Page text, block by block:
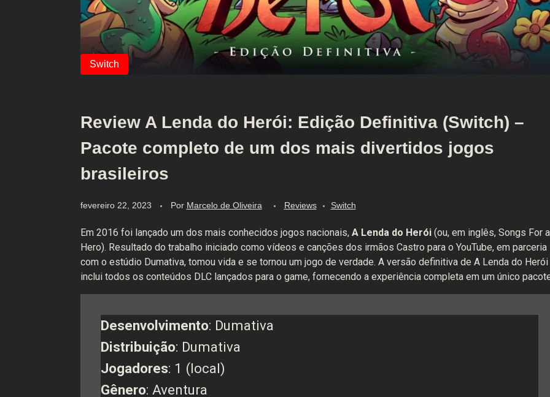
Review A Lenda do Herói: Edição Definitiva (Switch) –
Pacote completo de um dos mais divertidos jogos
brasileiros
fevereiro 22, 2023 Por Marcelo de Oliveira Reviews Switch
Em 2016 foi lançado um dos mais conhecidos jogos nacionais, A Lenda do Herói(ou, em inglês, Songs For a
Hero). Resultado do trabalho iniciado como vídeos e canções dos irmãos Castro para o YouTube, em parceria
com o estúdio Dumativa, tomou vida e se tornou um jogo de verdade. A versão definitiva de A Lenda do Herói
inclui todos os conteúdos DLC lançados para o game, fornecendo a experiência completa em um único
Desenvolvimento: Dumativa
Distribuição: Dumativa
Jogadores: 1 (local)
Gênero: Aventura